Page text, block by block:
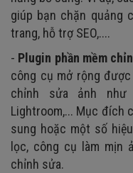
giúp bạn chặn quảng
trang, hỗ trợ SEO,....
- Plugin phần mềm
công cụ mở rộng
chỉnh sửa ảnh như
Lightroom,... Mục đích
sung hoặc một số
lọc, công cụ làm mịn
chỉnh sửa.